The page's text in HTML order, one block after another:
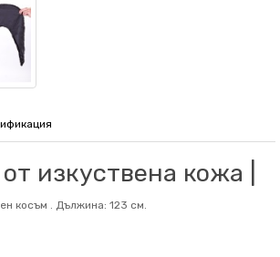
изкуствена кожа |
косъм . Дължина: 123 см.